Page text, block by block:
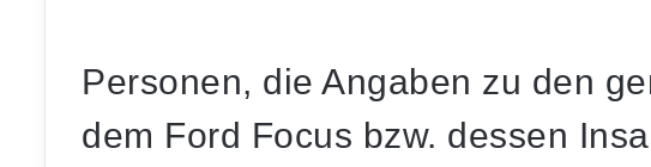
Personen, die Angaben zu den
dem Ford Focus bzw. dessen